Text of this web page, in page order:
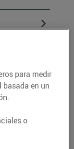
las
para medir
en un
o